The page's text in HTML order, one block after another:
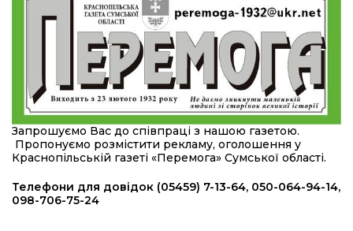
Обмежено придатний, але безмежно
вмотивований: Як колишній лісівник став асом
артилерії
16:34
24 лип
490 пацієнтів та 15 відвіданих сіл: МБФ
«Альянс громадського здоров’я» підбив
підсумки роботи мобільних клінік у Сумській
області
23 лип
захистити рідну землю: пам’яті Сергія
Балабаєнка (ВІДЕО)
Запрошуємо Вас до співпраці з нашою газетою.
Пропонуємо розмістити рекламу, оголошення у
Краснопільській газеті «Перемога» Сумської області.
Телефони для довідок (05459) 7-13-64, 050-064-94-14,
098-706-75-24